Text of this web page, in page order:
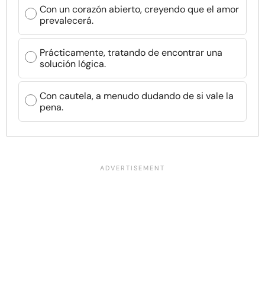
Con un corazón abierto, creyendo que el amor
prevalecerá.
Prácticamente, tratando de encontrar una
solución lógica.
Con cautela, a menudo dudando de si vale la
pena.